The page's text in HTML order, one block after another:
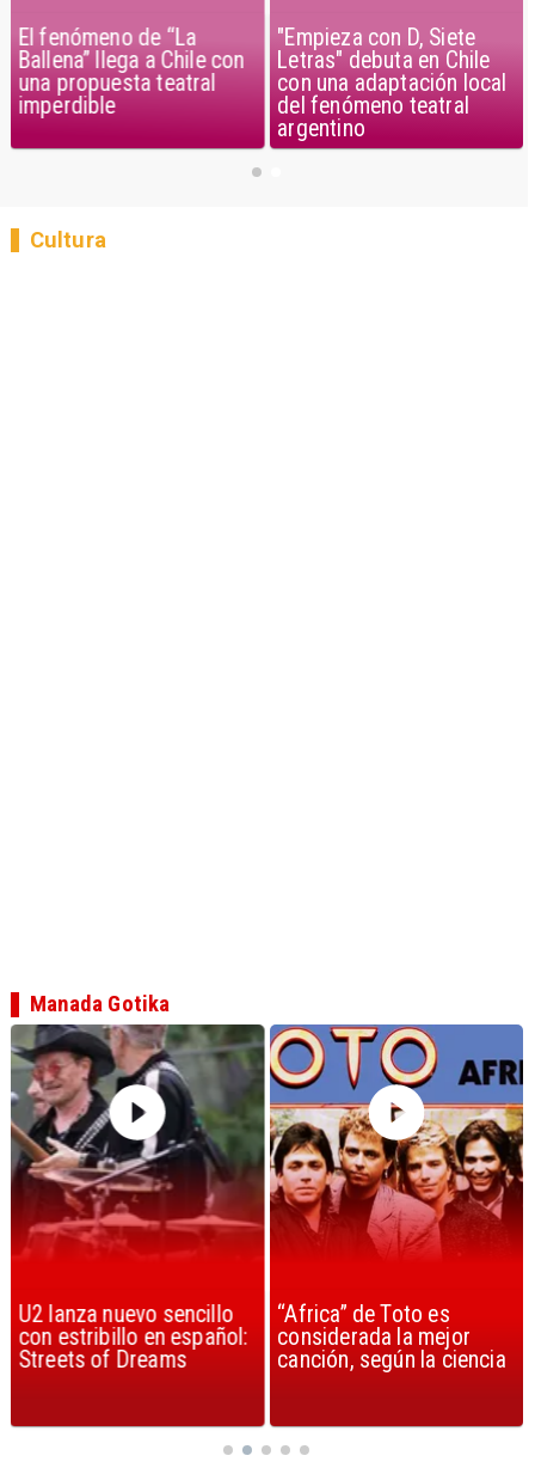
El fenómeno de “La
Ballena” llega a Chile con
una propuesta teatral
imperdible
"Empieza con D, Siete
Letras" debuta en Chile
con una adaptación local
del fenómeno teatral
argentino
Cultura
U2 lanza nuevo sencillo
con estribillo en español:
Streets of Dreams
“Africa” de Toto es
considerada la mejor
canción, según la ciencia
Manada Gotika